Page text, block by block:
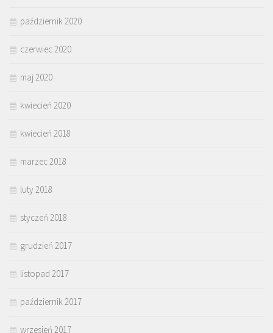
październik 2020
czerwiec 2020
maj 2020
kwiecień 2020
kwiecień 2018
marzec 2018
luty 2018
styczeń 2018
grudzień 2017
listopad 2017
październik 2017
wrzesień 2017